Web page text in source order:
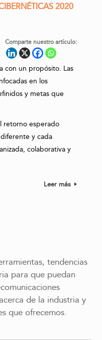
2020
Comparte nuestro artículo:
con un propósito. Las
en los
y metas que
retorno esperado
y cada
colaborativa y
Leer más
tendencias
para que puedan
de la industria y
que ofrecemos.